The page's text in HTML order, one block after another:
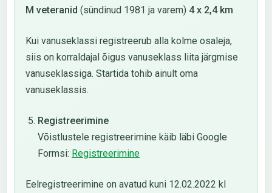
M veteranid (sündinud 1981 ja varem) 4 x 2,4 km
Kui vanuseklassi registreerub alla kolme osaleja,
siis on korraldajal õigus vanuseklass liita järgmise
vanuseklassiga. Startida tohib ainult oma
vanuseklassis.
Registreerimine
Võistlustele registreerimine käib läbi Google
Formsi: Registreerimine
Eelregistreerimine on avatud kuni 12.02.2022 kl